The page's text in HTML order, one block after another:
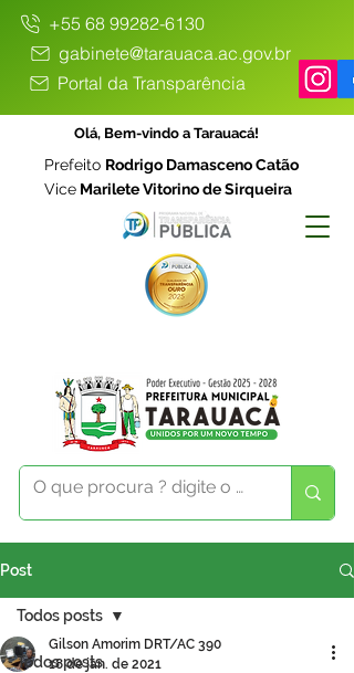
+55 68 99282-6130
gabinete@tarauaca.ac.gov.br
Portal da Transparência
Olá, Bem-vindo a Tarauacá!
Prefeito Rodrigo Damasceno Catão
Vice Marilete Vitorino de Sirqueira
Post
Todos posts
Todos posts
Gilson Amorim DRT/AC 390
18 de jan. de 2021